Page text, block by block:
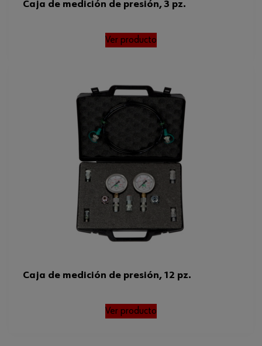
Caja de medición de presión, 3 pz.
Ver producto
Caja de medición de presión, 12 pz.
Ver producto